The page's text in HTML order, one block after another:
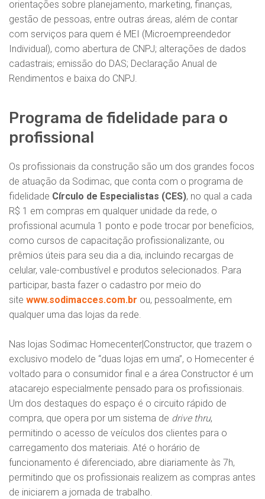
orientações sobre planejamento, marketing, finanças,
gestão de pessoas, entre outras áreas, além de contar
com serviços para quem é MEI (Microempreendedor
Individual), como abertura de CNPJ; alterações de dados
cadastrais; emissão do DAS; Declaração Anual de
Rendimentos e baixa do CNPJ.
Programa de fidelidade para o
profissional
Os profissionais da construção são um dos grandes focos
de atuação da Sodimac, que conta com o programa de
fidelidade Círculo de Especialistas (CES), no qual a cada
R$ 1 em compras em qualquer unidade da rede, o
profissional acumula 1 ponto e pode trocar por benefícios,
como cursos de capacitação profissionalizante, ou
prêmios úteis para seu dia a dia, incluindo recargas de
celular, vale-combustível e produtos selecionados. Para
participar, basta fazer o cadastro por meio do
site www.sodimacces.com.br ou, pessoalmente, em
qualquer uma das lojas da rede.
Nas lojas Sodimac Homecenter|Constructor, que trazem o
exclusivo modelo de “duas lojas em uma”, o Homecenter é
voltado para o consumidor final e a área Constructor é um
atacarejo especialmente pensado para os profissionais.
Um dos destaques do espaço é o circuito rápido de
compra, que opera por um sistema de drive thru,
permitindo o acesso de veículos dos clientes para o
carregamento dos materiais. Até o horário de
funcionamento é diferenciado, abre diariamente às 7h,
permitindo que os profissionais realizem as compras antes
de iniciarem a jornada de trabalho.